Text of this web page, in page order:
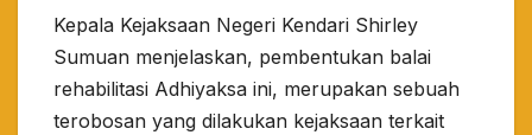
Kepala Kejaksaan Negeri Kendari Shirley
Sumuan menjelaskan, pembentukan balai
rehabilitasi Adhiyaksa ini, merupakan sebuah
terobosan yang dilakukan kejaksaan terkait